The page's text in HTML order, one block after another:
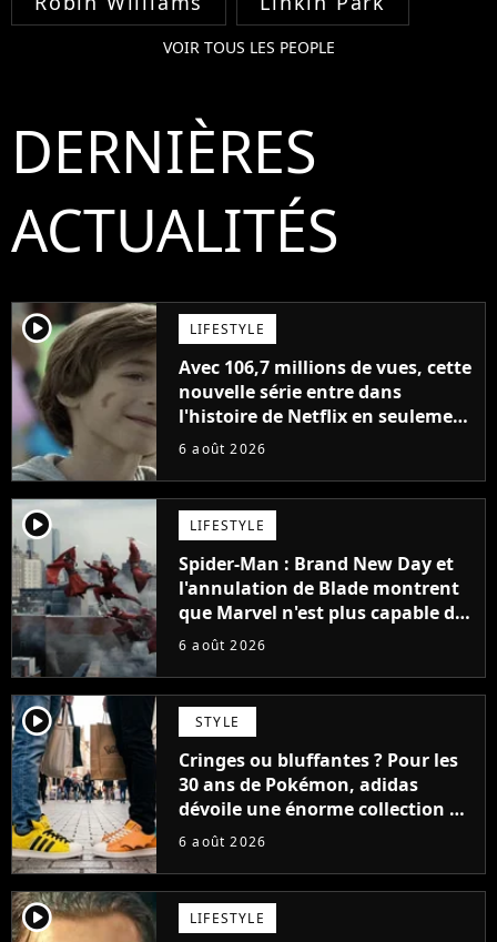
VOIR TOUS LES PEOPLE
DERNIÈRES
ACTUALITÉS
player2 LIFESTYLE
Avec 106,7 millions de vues, cette
nouvelle série entre dans
l'histoire de Netflix en seulement
48 jours
6 août 2026
player2 LIFESTYLE
Spider-Man : Brand New Day et
l'annulation de Blade montrent
que Marvel n'est plus capable de
faire quoi que ce soit de simple
6 août 2026
player2 STYLE
Cringes ou bluffantes ? Pour les
30 ans de Pokémon, adidas
dévoile une énorme collection de
sneakers et je ne sais pas quoi en
6 août 2026
player2 LIFESTYLE